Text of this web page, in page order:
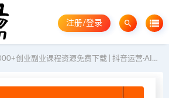
注册/登录
业副业课程资源免费下载 | 抖音运营·AI教程·GEO优化